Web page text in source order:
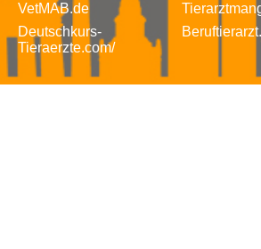
VetMAB.de
Deutschkurs-
Tieraerzte.com/